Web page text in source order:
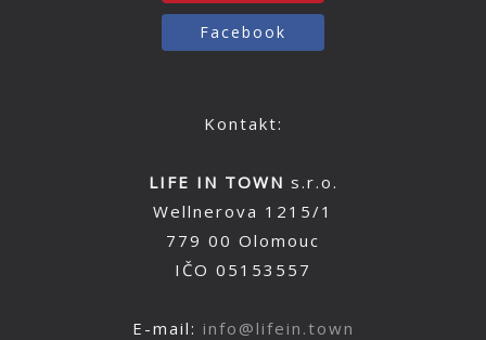
Facebook
Kontakt:
LIFE IN TOWN s.r.o.
Wellnerova 1215/1
779 00 Olomouc
IČO 05153557
E-mail: info@lifein.town